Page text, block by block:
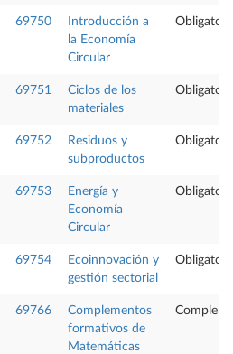
69750
Introducción a
la Economía
Circular
69751
Ciclos de los
materiales
69752
Residuos y
subproductos
69753
Energía y
Economía
Circular
69754
Ecoinnovación y
gestión sectorial
69766
Complementos
formativos de
Matemáticas